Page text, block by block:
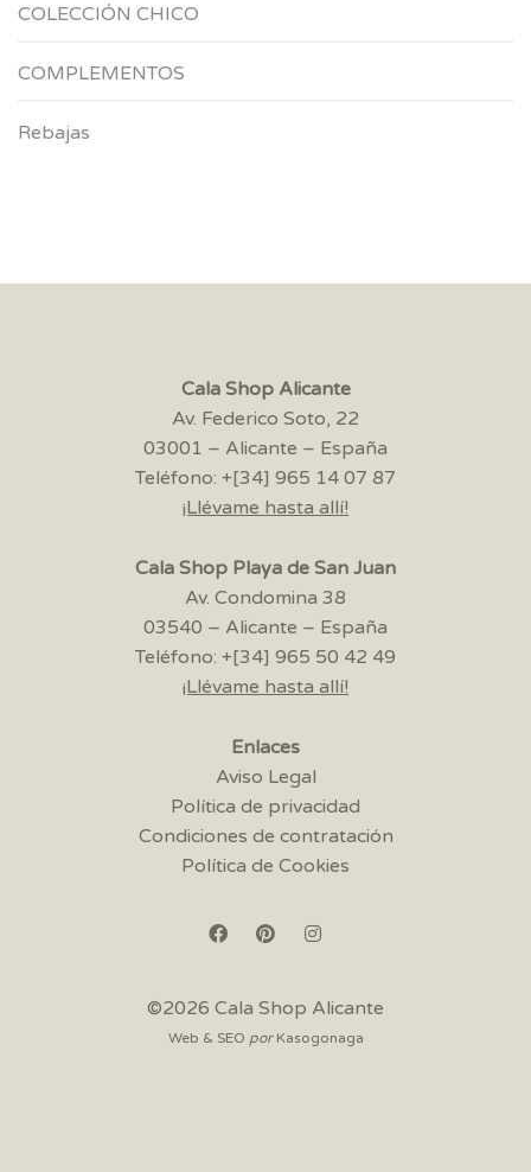
COLECCIÓN CHICO
COMPLEMENTOS
Rebajas
Cala Shop Alicante
Av. Federico Soto, 22
03001 – Alicante – España
Teléfono: +[34] 965 14 07 87
¡Llévame hasta allí!
Cala Shop Playa de San Juan
Av. Condomina 38
03540 – Alicante – España
Teléfono: +[34] 965 50 42 49
¡Llévame hasta allí!
Enlaces
Aviso Legal
Política de privacidad
Condiciones de contratación
Política de Cookies
©2026 Cala Shop Alicante
Web & SEO por Kasogonaga